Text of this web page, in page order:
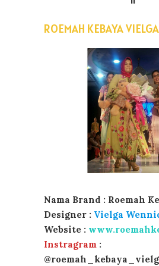
ROEMAH KEBAYA VIELGA
Nama Brand : Roemah
Designer : Vielga
Website :
Instragram :